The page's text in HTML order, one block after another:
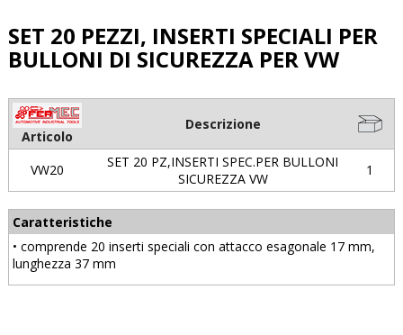
SET 20 PEZZI, INSERTI SPECIALI PER
BULLONI DI SICUREZZA PER VW
Articolo
Descrizione
VW20
SET 20 PZ,INSERTI SPEC.PER BULLONI
SICUREZZA VW
1
Caratteristiche
• comprende 20 inserti speciali con attacco esagonale 17 mm,
lunghezza 37 mm